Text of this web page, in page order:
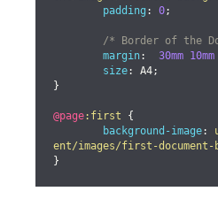
padding : 0;
/* Border of the
margin: 30mm 10mm
size: A4;
}
@page:first {
background-image:
ent/images/first-document-
}